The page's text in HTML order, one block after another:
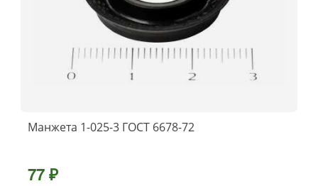
Манжета 1-025-3 ГОСТ 6678-72
77 ₽